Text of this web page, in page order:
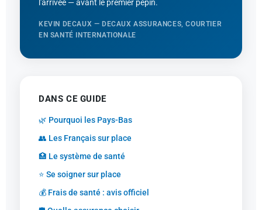
l'arrivée — avant le premier pépin.
KEVIN DECAUX — DECAUX ASSURANCES, COURTIER
EN SANTÉ INTERNATIONALE
DANS CE GUIDE
🌿 Pourquoi les Pays-Bas
👥 Les Français sur place
🏥 Le système de santé
⭐ Se soigner sur place
💰 Frais de santé : avis officiel